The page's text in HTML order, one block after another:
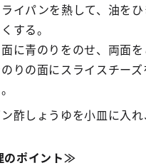
イパンを熱して、油を
する。
に青のりをのせ、両面を
りの面にスライスチー
酢しょうゆを小皿に入れ
ポイント≫